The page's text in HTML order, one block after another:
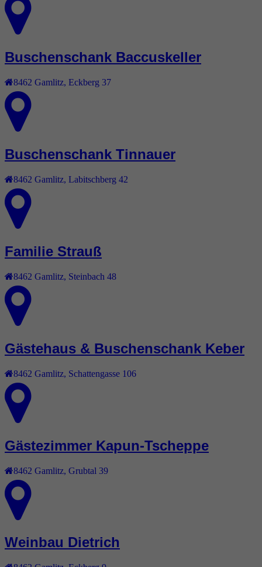
Buschenschank Baccuskeller
8462 Gamlitz, Eckberg 37
Buschenschank Tinnauer
8462 Gamlitz Labitschberg 42
Familie Strauß
8462 Gamlitz Steinbach 48
Gästehaus & Buschenschank Keber
8462 Gamlitz Schattengasse 106
Gästezimmer Kapun-Tscheppe
8462 Gamlitz Grubtal 39
Weinbau Dietrich